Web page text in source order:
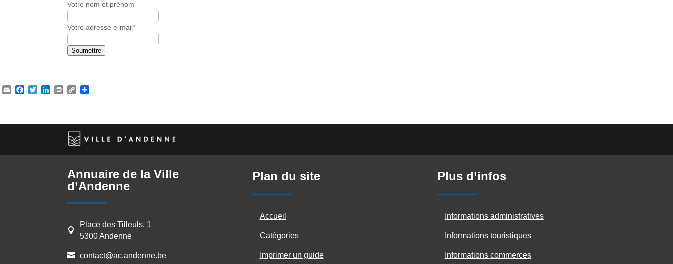
Votre nom et prénom
Votre adresse e-mail*
Soumettre
EmailFacebook
TwitterLinkedIn
Print Copy
Annuaire de la Ville
d’Andenne

Place des Tilleuls, 1
5300 Andenne
 contact@ac.andenne.be
Plan du site
Accueil
Catégories
Imprimer un guide
Plus d’infos
Informations administratives
Informations touristiques
Informations commerces